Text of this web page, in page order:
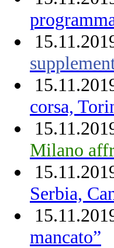
corsa,
Milano
Serbia,
mancato”